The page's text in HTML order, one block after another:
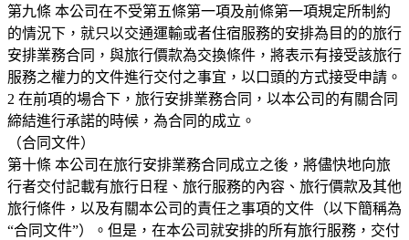
第九條 本公司在不受第五條第一項及前條第一項規定所制約
的情況下，就只以交通運輸或者住宿服務的安排為目的的旅行
安排業務合同，與旅行價款為交換條件，將表示有接受該旅行
服務之權力的文件進行交付之事宜，以口頭的方式接受申請。
2 在前項的場合下，旅行安排業務合同，以本公司的有關合同
締結進行承諾的時候，為合同的成立。
（合同文件）
第十條 本公司在旅行安排業務合同成立之後，將儘快地向旅
行者交付記載有旅行日程、旅行服務的內容、旅行價款及其他
旅行條件，以及有關本公司的責任之事項的文件（以下簡稱為
“合同文件”）。但是，在本公司就安排的所有旅行服務，交付